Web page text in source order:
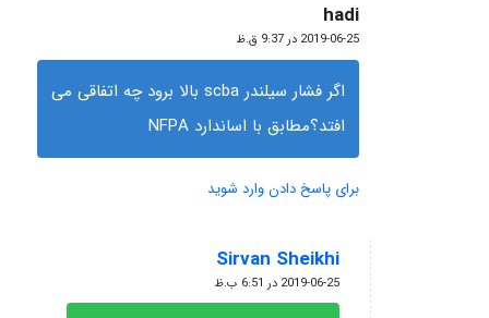
hadi
گفته:
2019-06-25 در 9:37 ق.ظ
اگر فشار سیلندر scba بالا برود چه اتفاقی می
افتد؟مطابق با اساندارد NFPA
برای پاسخ دادن وارد شوید
Sirvan Sheikhi
گفته:
2019-06-25 در 6:51 ب.ظ